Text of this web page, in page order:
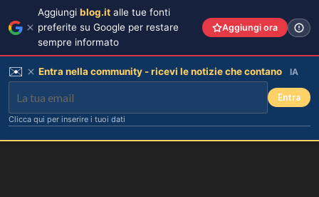
Aggiungi blog.it alle tue fonti
preferite su Google per restare
sempre informato
Aggiungi ora
✉️ Entra nella community - ricevi le notizie che contano IA
Entra
Clicca qui per inserire i tuoi dati